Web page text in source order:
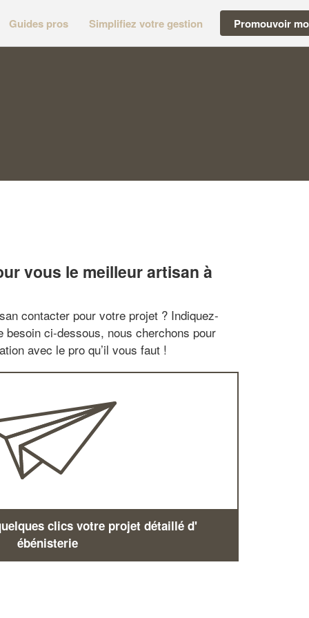
Guides pros Simplifiez votre gestion Promouvoir
vous le meilleur artisan à
contacter pour votre projet ? Indiquez-
besoin ci-dessous, nous cherchons pour
avec le pro qu’il vous faut !
clics votre projet détaillé d'
ébénisterie